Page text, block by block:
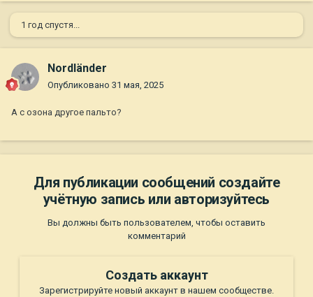
1 год спустя...
Nordländer
Опубликовано 31 мая, 2025
А с озона другое пальто?
Для публикации сообщений создайте
учётную запись или авторизуйтесь
Вы должны быть пользователем, чтобы оставить
комментарий
Создать аккаунт
Зарегистрируйте новый аккаунт в нашем сообществе.